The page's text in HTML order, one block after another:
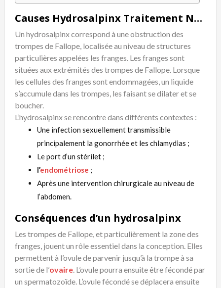
Causes Hydrosalpinx Traitement Naturel
Un hydrosalpinx correspond à une obstruction des
trompes de Fallope, localisée au niveau de structures
particulières appelées les franges. Les franges sont
situées aux extrémités des trompes de Fallope. Lorsque
les cellules des franges sont endommagées, un liquide
s’accumule dans les trompes, les faisant se dilater et se
boucher.
L’hydrosalpinx se rencontre dans différents contextes :
Une infection sexuellement transmissible
principalement la gonorrhée et les chlamydias ;
Le port d’un stérilet ;
l’endométriose ;
Après une intervention chirurgicale au niveau de
l’abdomen.
Conséquences d’un hydrosalpinx
Les trompes de Fallope, et particulièrement la zone des
franges, jouent un rôle essentiel dans la conception. Elles
permettent à l’ovule de parvenir jusqu’à la trompe à sa
sortie de l’ovaire . L’ovule pourra ensuite être fécondé par
un spermatozoïde. L’ovule fécondé se déplacera ensuite